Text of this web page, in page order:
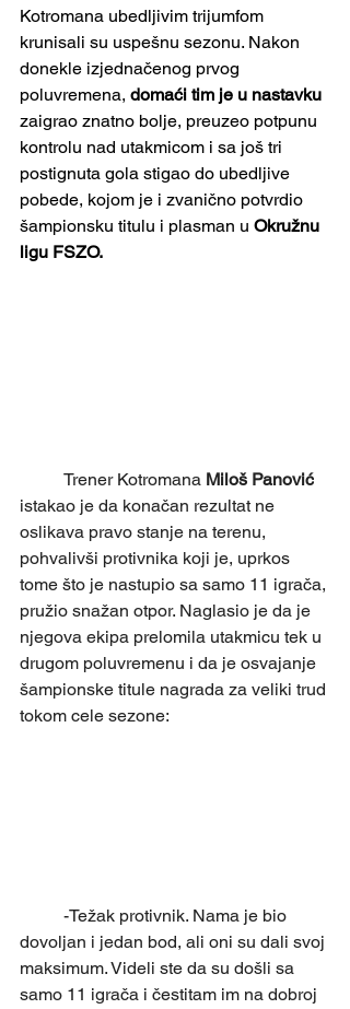
Kotromana ubedljivim trijumfom
krunisali su uspešnu sezonu. Nakon
donekle izjednačenog prvog
poluvremena, domaći tim je u nastavku
zaigrao znatno bolje, preuzeo potpunu
kontrolu nad utakmicom i sa još tri
postignuta gola stigao do ubedljive
pobede, kojom je i zvanično potvrdio
šampionsku titulu i plasman u Okružnu
ligu FSZO.
	Trener Kotromana
Miloš Panović
istakao je da konačan rezultat ne
oslikava pravo stanje na terenu,
pohvalivši protivnika koji je, uprkos
tome što je nastupio sa samo 11 igrača,
pružio snažan otpor. Naglasio je da je
njegova ekipa prelomila utakmicu tek u
drugom poluvremenu i da je osvajanje
šampionske titule nagrada za veliki trud
tokom cele sezone:
dovoljan i jedan bod, ali oni su dali svoj
maksimum. Videli ste da su došli sa
samo 11 igrača i čestitam im na dobroj